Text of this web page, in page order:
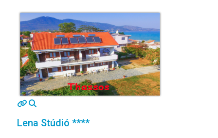
MOD_JTCS_VIEW_ARTICLE_LINK
Lena Stúdió ****